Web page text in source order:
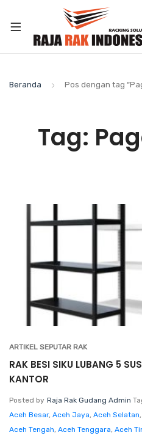
Beranda Pos dengan tag
Tag:
ARTIKEL SEPUTAR RAK
RAK BESI SIKU LUBANG 5
KANTOR
Posted by Raja Rak Gudang Admin
Aceh Besar, Aceh Jaya, Aceh Selatan,
Aceh Tengah, Aceh Tenggara, Aceh